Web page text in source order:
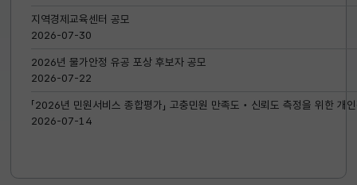
지역경제교육센터 공모
2026-07-30
2026년 물가안정 유공 포상 후보자 공모
2026-07-22
「2026년 민원서비스 종합평가」 고충민원 만족도‧신뢰도 측정을 위한 개
2026-07-14